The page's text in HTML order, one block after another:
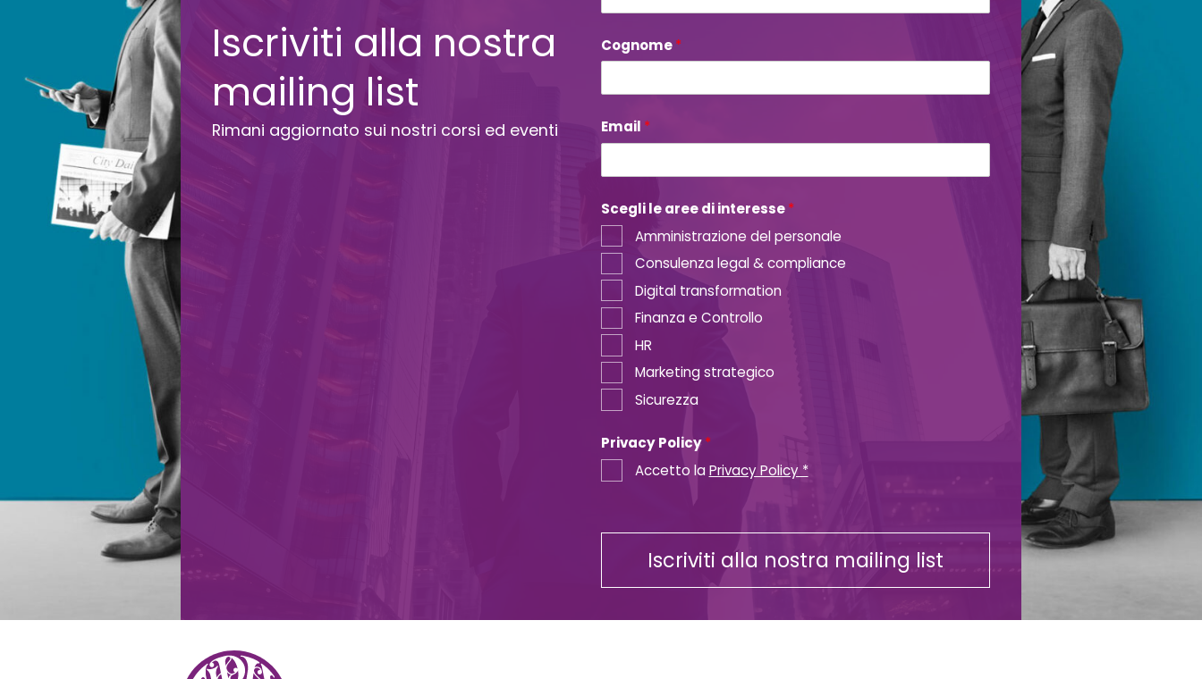
Iscriviti alla nostra
mailing list
Rimani aggiornato sui nostri corsi ed eventi
P
l
i
y
Cognome*
Email *
Scegli le aree di interesse*
Amministrazione del personale
Consulenza legal & compliance
Digital transformation
Finanza e Controllo
HR
Marketing strategico
Sicurezza
Privacy Policy*
Accetto laPrivacy Policy *
Iscriviti alla nostra mailing list